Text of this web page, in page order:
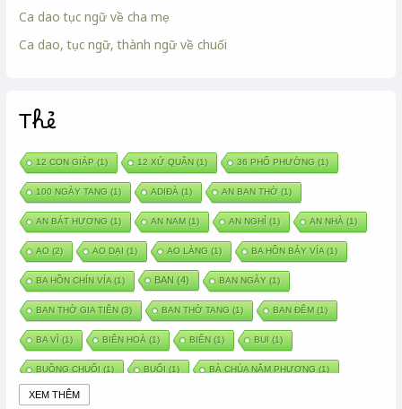
Ca dao tục ngữ về cha mẹ
Ca dao, tục ngữ, thành ngữ về chuối
Thẻ
12 CON GIÁP (1) 12 XỨ QUÂN (1) 36 PHỐ PHƯỜNG (1)
100 NGÀY TANG (1) ADIĐÀ (1) AN BAN THỜ(1)
AN BÁT HƯƠNG (1) AN NAM(1) AN NGHỈ (1) AN NHÀ (1)
AO (2) AO DẠI (1) AO LÀNG (1) BA HỒN BẢY VÍA(1)
BA HỒN CHÍN VÍA(1) BAN (4) BAN NGÀY (1)
BAN THỜ GIA TIÊN (3) BAN THỜ TANG (1) BAN ĐÊM(1)
BA VÌ (1) BIÊN HOÀ (1) BIỂN (1) BUI (1)
BUỒNG CHUỐI (1) BUỔI (1) BÀ CHÚA NĂM PHƯƠNG (1)
BÀ CHÚA THÀNH ĐÔNG
XEM THÊM